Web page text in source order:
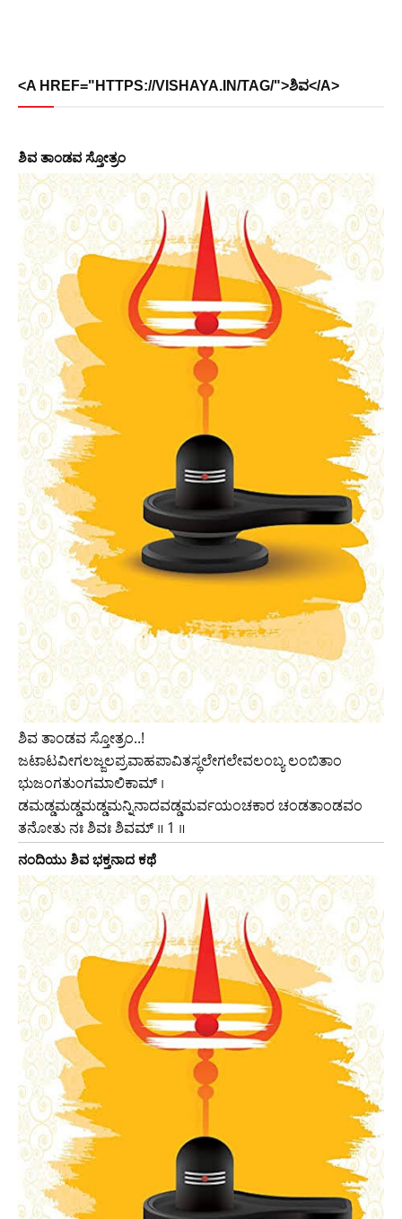
<A HREF="HTTPS://VISHAYA.IN/TAG/">ಶಿವ</A>
ಶಿವ ತಾಂಡವ ಸ್ತೋತ್ರಂ
ಶಿವ ತಾಂಡವ ಸ್ತೋತ್ರಂ..!
ಜಟಾಟವೀಗಲಜ್ಜಲಪ್ರವಾಹಪಾವಿತಸ್ಥಲೇಗಲೇವಲಂಬ್ಯ ಲಂಬಿತಾಂ
ಭುಜಂಗತುಂಗಮಾಲಿಕಾಮ್ ।
ಡಮಡ್ಡಮಡ್ಡಮಡ್ಡಮನ್ನಿನಾದವಡ್ಡಮರ್ವಯಂಚಕಾರ ಚಂಡತಾಂಡವಂ
ತನೋತು ನಃ ಶಿವಃ ಶಿವಮ್ ॥ 1 ॥
ನಂದಿಯು ಶಿವ ಭಕ್ತನಾದ ಕಥೆ